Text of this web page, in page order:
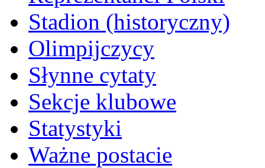
Stadion (historyczny)
Olimpijczycy
Słynne cytaty
Sekcje klubowe
Statystyki
Ważne postacie